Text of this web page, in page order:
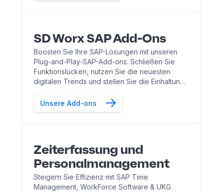
SD Worx SAP Add-Ons
Boosten Sie Ihre SAP-Lösungen mit unseren
Plug-and-Play-SAP-Add-ons. Schließen Sie
Funktionslücken, nutzen Sie die neuesten
digitalen Trends und stellen Sie die Einhaltung
besten Lösungen sicher.
Unsere Add-ons
Zeiterfassung und
Personalmanagement
Steigern Sie Effizienz mit SAP Time
Management, WorkForce Software & UKG.